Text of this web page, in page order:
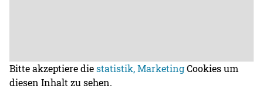
Bitte akzeptiere diestatistik, MarketingCookies um
diesen Inhalt zu sehen.